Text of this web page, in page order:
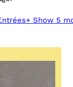
+ Show 5